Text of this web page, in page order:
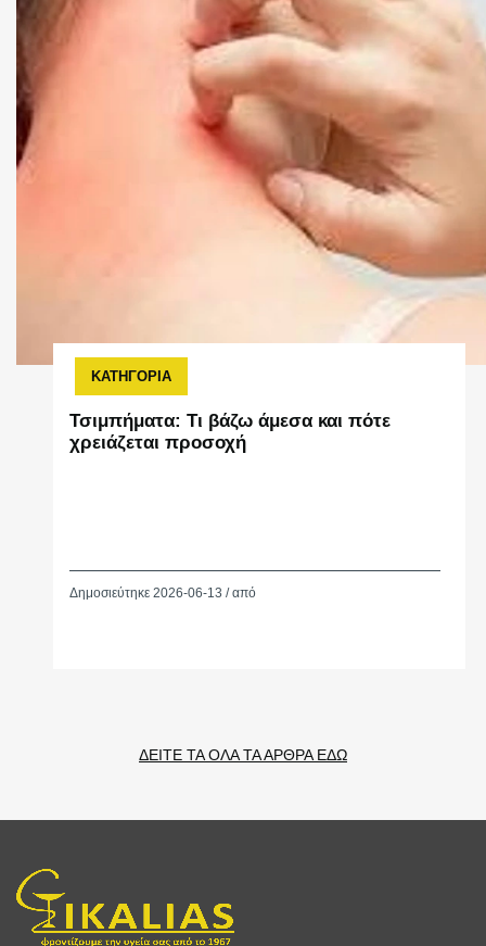
ΚΑΤΗΓΟΡΙΑ
Τσιμπήματα: Τι βάζω άμεσα και πότε
χρειάζεται προσοχή
Δημοσιεύτηκε 2026-06-13 / από
ΔΕΙΤΕ ΤΑ ΟΛΑ ΤΑ ΑΡΘΡΑ ΕΔΩ